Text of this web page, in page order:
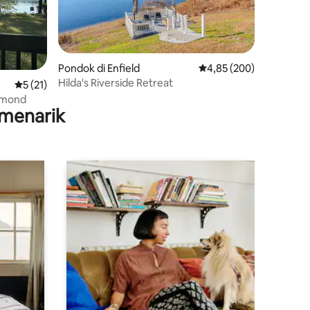
Nilai rata-rata 5 dari 5, 21 ulasan
5 (21)
Pondok di Enfield Nilai rata-rata 4,85 dari
4,85 (200)
Hilda's Riverside Retreat